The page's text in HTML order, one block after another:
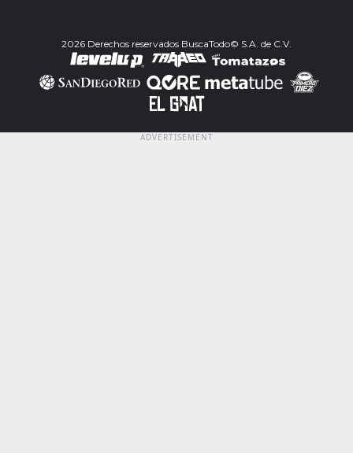
2026 Derechos reservados BuscaTodo© S.A. de C.V.